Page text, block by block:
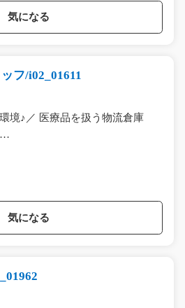
気になる
フ/i02_01611
境♪／ 医療品を扱う物流倉庫
…
気になる